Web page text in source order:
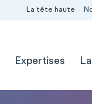
La tête haute
Expertises